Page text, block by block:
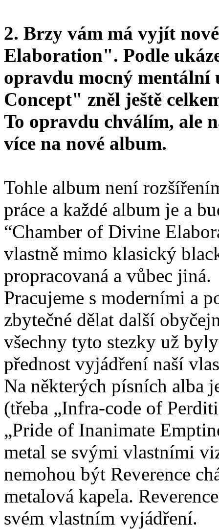
2. Brzy vám má vyjít
Elaboration". Podle
opravdu mocný
Concept" zněl ještě
To opravdu chválím, ale
více na nové album.
Tohle album není
práce a každé album je a
“Chamber of Divine
vlastně mimo klasický
propracovaná a vůbec jiná.
Pracujeme s moderními a
zbytečné dělat další
všechny tyto stezky už
přednost vyjádření naší
Na některých písních alba
(třeba „Infra-code of
„Pride of Inanimate
metal se svými vlastními
nemohou být Reverence
metalová kapela.
svém vlastním vyjádření.